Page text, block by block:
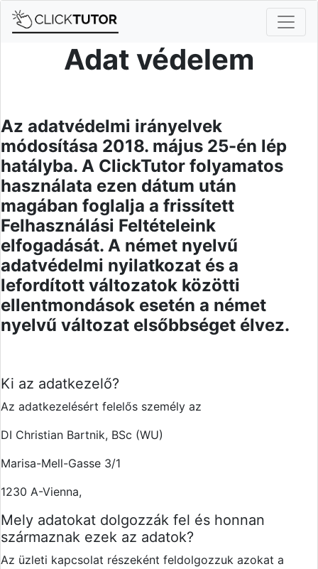
Adat védelem
Az adatvédelmi irányelvek
módosítása 2018. május 25-én lép
hatályba. A ClickTutor folyamatos
használata ezen dátum után
magában foglalja a frissített
Felhasználási Feltételeink
elfogadását. A német nyelvű
adatvédelmi nyilatkozat és a
lefordított változatok közötti
ellentmondások esetén a német
nyelvű változat elsőbbséget élvez.
Ki az adatkezelő?
Az adatkezelésért felelős személy az
DI Christian Bartnik, BSc (WU)
Marisa-Mell-Gasse 3/1
1230 A-Vienna,
Mely adatokat dolgozzák fel és honnan
származnak ezek az adatok?
Az üzleti kapcsolat részeként feldolgozzuk azokat a